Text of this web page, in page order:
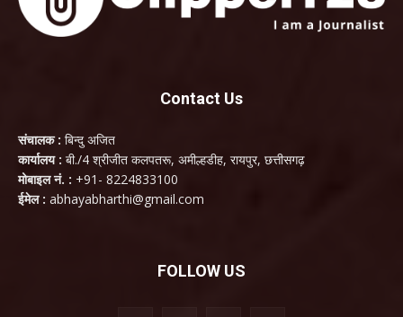
Contact Us
संचालक : बिन्दु अजित
कार्यालय : बी./4 श्रीजीत कलपतरू, अमील्हडीह, रायपुर, छत्तीसगढ़
मोबाइल नं. : +91- 8224833100
ईमेल : abhayabharthi@gmail.com
FOLLOW US